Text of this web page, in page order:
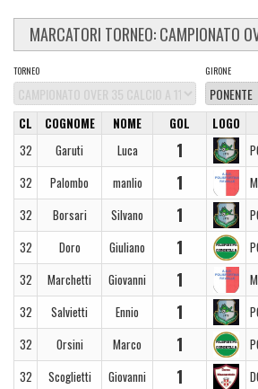
MARCATORI TORNEO: CAMPIONATO
TORNEO GIRONE
CL COGNOME NOME GOL LOGO
32
Garuti Luca 1
32
Palombo manlio 1
32
Borsari Silvano 1
32
Doro Giuliano 1
32
Marchetti Giovanni 1
32
Salvietti Ennio 1
32
Orsini Marco 1
32
Scoglietti Giovanni 1